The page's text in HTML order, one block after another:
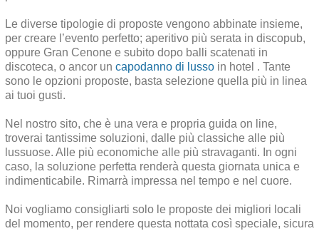
Le diverse tipologie di proposte vengono abbinate insieme,
per creare l’evento perfetto; aperitivo più serata in discopub,
oppure Gran Cenone e subito dopo balli scatenati in
discoteca, o ancor un capodanno di lusso in hotel . Tante
sono le opzioni proposte, basta selezione quella più in linea
ai tuoi gusti.
Nel nostro sito, che è una vera e propria guida on line,
troverai tantissime soluzioni, dalle più classiche alle più
lussuose. Alle più economiche alle più stravaganti. In ogni
caso, la soluzione perfetta renderà questa giornata unica e
indimenticabile. Rimarrà impressa nel tempo e nel cuore.
Noi vogliamo consigliarti solo le proposte dei migliori locali
del momento, per rendere questa nottata così speciale, sicura